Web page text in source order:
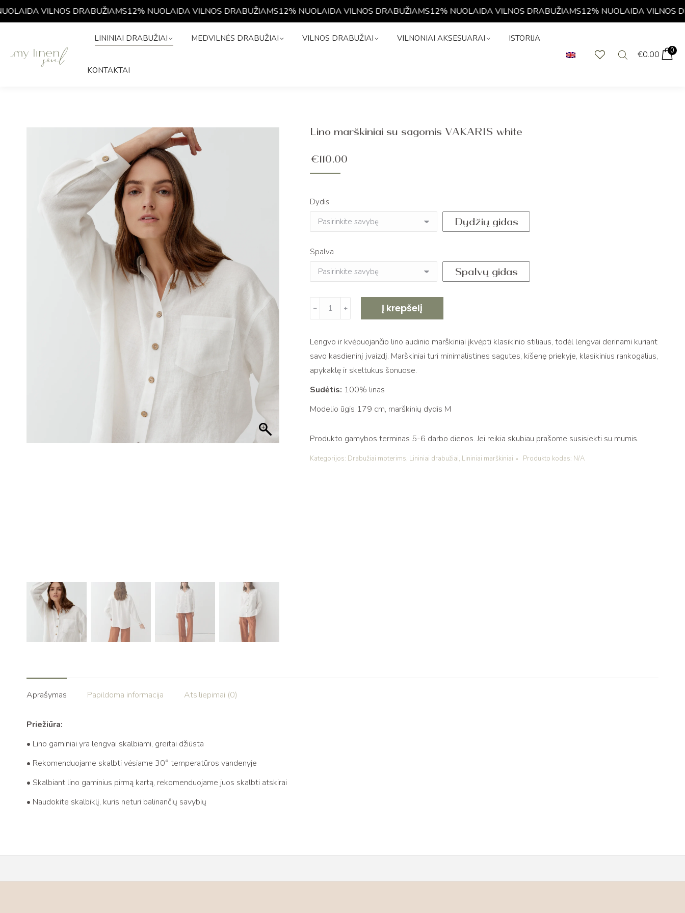
VILNOS DRABUŽIAMS12% NUOLAIDA VILNOS DRABUŽIAMS12% NUOLAIDA VILNOS DRABUŽIAMS12% NUOLAIDA VILNOS DRABUŽIAMS12% NUOLAIDA VILNOS
LININIAI DRABUŽIAI MEDVILNĖS DRABUŽIAI VILNOS DRABUŽIAI VILNONIAI AKSESUARAI ISTORIJA
KONTAKTAI
€0.00 0
Lino marškiniai su sagomis VAKARIS white
€110.00
Dydis
Dydžių gidas
Spalva
Spalvų gidas
produkto
kiekis:
marškiniai
su
sagomis
VAKARIS
white
﹣ ﹢ Į krepšelį
Lengvo ir kvėpuojančio lino audinio marškiniai įkvėpti klasikinio stiliaus, todėl lengvai derinami kuriant
savo kasdieninį įvaizdį. Marškiniai turi minimalistines sagutes, kišenę priekyje, klasikinius rankogalius,
apykaklę ir skeltukus šonuose.
Sudėtis: 100% linas
Modelio ūgis 179 cm, marškinių dydis M
Produkto gamybos terminas 5-6 darbo dienos. Jei reikia skubiau prašome susisiekti su mumis.
Kategorijos: Drabužiai moterims, Lininiai drabužiai, Lininiai marškiniai Produkto kodas: N/A
Aprašymas Papildoma informacija Atsiliepimai (0)
Priežiūra:
• Lino gaminiai yra lengvai skalbiami, greitai džiūsta
• Rekomenduojame skalbti vėsiame 30° temperatūros vandenyje
• Skalbiant lino gaminius pirmą kartą, rekomenduojame juos skalbti atskirai
• Naudokite skalbiklį, kuris neturi balinančių savybių
LININIAI DRABUŽIAI MEDVILNĖS DRABUŽIAI VILNOS DRABUŽIAI VILNONIAI AKSESUARAI
ISTORIJA KONTAKTAI